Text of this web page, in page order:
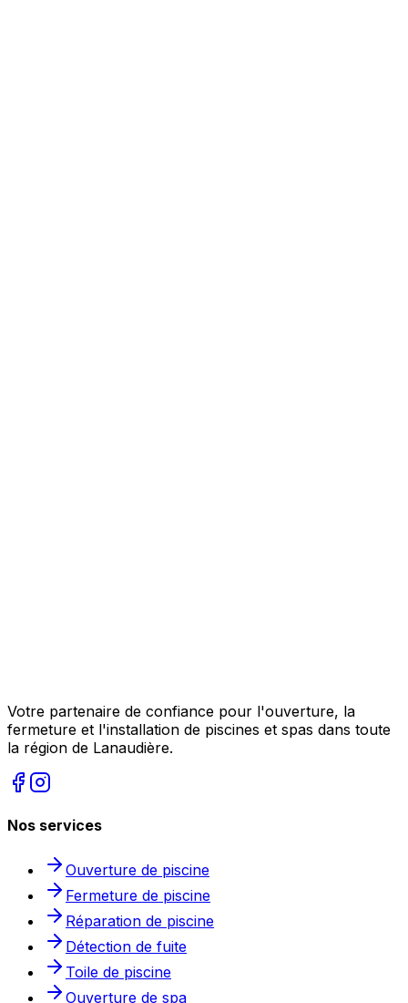
Votre partenaire de confiance pour l'ouverture, la
fermeture et l'installation de piscines et spas dans toute
la région de Lanaudière.
Nos services
Ouverture de piscine
Fermeture de piscine
Réparation de piscine
Détection de fuite
Toile de piscine
Ouverture de spa